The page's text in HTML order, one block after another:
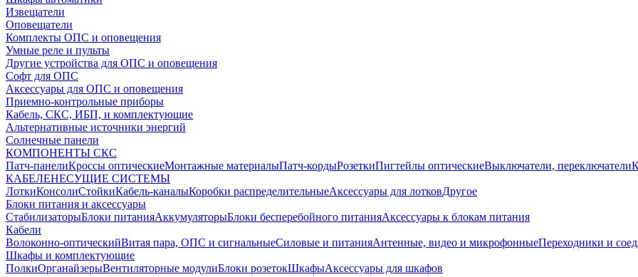
Извещатели
Оповещатели
Комплекты ОПС и оповещения
Умные реле и пульты
Другие устройства для ОПС и оповещения
Софт для ОПС
Аксессуары для ОПС и оповещения
Приемно-контрольные приборы
Кабель, СКС, ИБП, и комплектующие
Альтернативные источники энергий
Солнечные панели
КОМПОНЕНТЫ СКС
Патч-панелиКроссы оптическиеМонтажные материалыПатч-кордыРозеткиПигтейлы оптическиеВыключатели, переключатели
КАБЕЛЕНЕСУЩИЕ СИСТЕМЫ
ЛоткиКонсолиСтойкиКабель-каналыКоробки распределительныеАксессуары для лотковДругое
Блоки питания и аксессуары
СтабилизаторыБлоки питанияАккумуляторыБлоки бесперебойного питанияАксессуары к блокам питания
Кабели
Волоконно-оптическийВитая пара, ОПС и сигнальныеСиловые и питанияАнтенные, видео и микрофонныеПереходники и
Шкафы и комплектующие
ПолкиОрганайзерыВентиляторные модулиБлоки розетокШкафыАксессуары для шкафов